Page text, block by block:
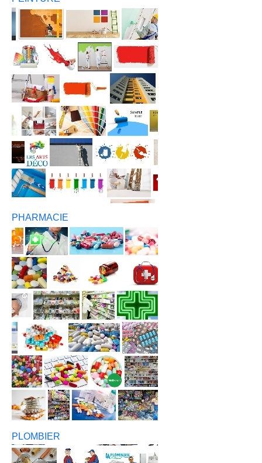
PHARMACIE
PLOMBIER